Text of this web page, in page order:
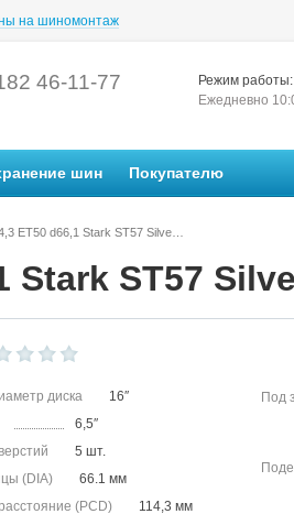
на шиномонтаж
46-11-77
Режим работы:
Ежедневно
шин Покупателю
Stark ST57
диска
16″
6,5″
5 шт.
(DIA)
66.1 мм
(PCD)
114,3 мм
Под